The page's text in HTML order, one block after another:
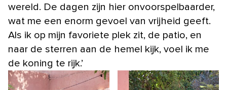
wereld. De dagen zijn hier onvoorspelbaarder,
wat me een enorm gevoel van vrijheid geeft.
Als ik op mijn favoriete plek zit, de patio, en
naar de sterren aan de hemel kijk, voel ik me
de koning te rijk.’